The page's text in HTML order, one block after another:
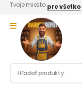
Tvoje miesto pre všetko